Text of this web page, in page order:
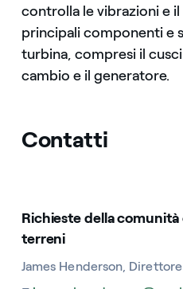
controlla le vibrazioni e
principali componenti e
turbina, compresi il
cambio e il generatore.
Contatti
Richieste della
terreni
James Henderson,